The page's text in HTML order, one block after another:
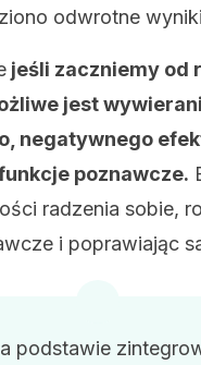
odwrotne
jeśli zaczniemy od
jest
negatywnego
poznawcze.
radzenia sobie,
i poprawiając
podstawie